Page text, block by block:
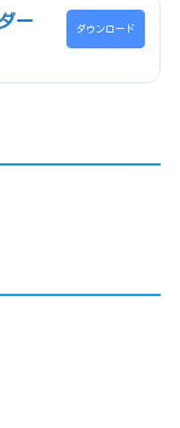
ー ダウンロード